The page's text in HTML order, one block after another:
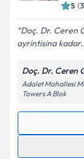
5 (
Doç. Dr. Ceren
ayrintisina
Doç. Dr. Ceren
Adalet Mahallesi
Towers A Blok